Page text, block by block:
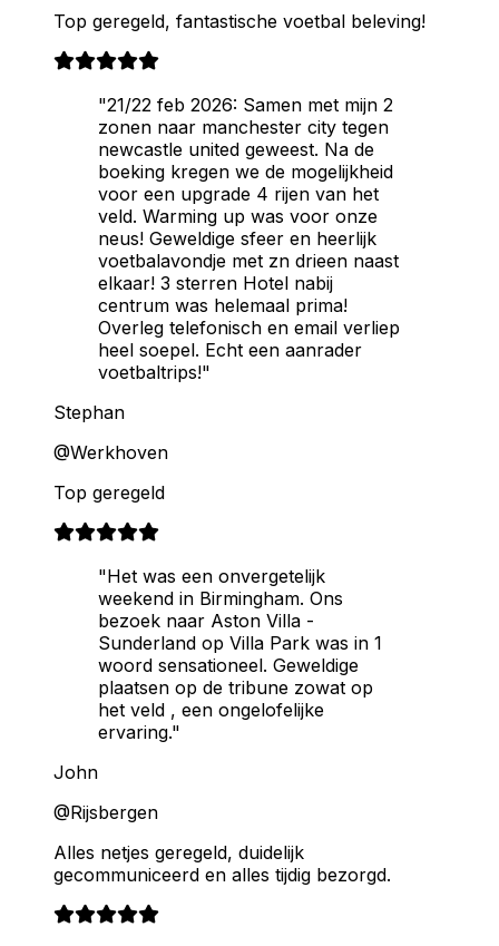
Top geregeld, fantastische voetbal beleving!
"21/22 feb 2026: Samen met mijn 2
zonen naar manchester city tegen
newcastle united geweest. Na de
boeking kregen we de mogelijkheid
voor een upgrade 4 rijen van het
veld. Warming up was voor onze
neus! Geweldige sfeer en heerlijk
voetbalavondje met zn drieen naast
elkaar! 3 sterren Hotel nabij
centrum was helemaal prima!
Overleg telefonisch en email verliep
heel soepel. Echt een aanrader
voetbaltrips!"
Stephan
@Werkhoven
Top geregeld
"Het was een onvergetelijk
weekend in Birmingham. Ons
bezoek naar Aston Villa -
Sunderland op Villa Park was in 1
woord sensationeel. Geweldige
plaatsen op de tribune zowat op
het veld , een ongelofelijke
ervaring."
John
@Rijsbergen
Alles netjes geregeld, duidelijk
gecommuniceerd en alles tijdig bezorgd.